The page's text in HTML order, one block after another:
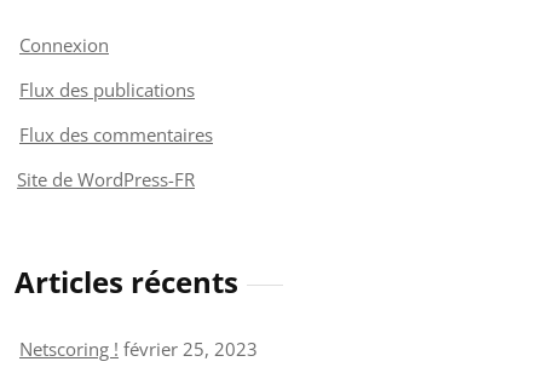
Connexion
Flux des publications
Flux des commentaires
Site de WordPress-FR
Articles récents
Netscoring ! février 25, 2023